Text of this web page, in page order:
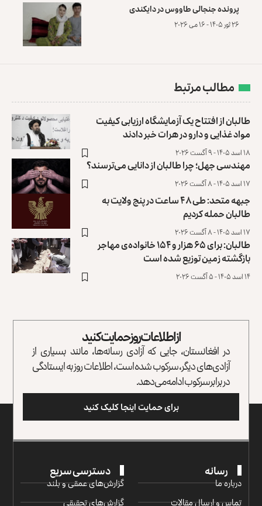
پرونده‌ جنجالی طاووس در دایکندی
۲۶ ثور ۱۴۰۵ - ۱۶ می ۲۰۲۶
مطالب مرتبط
طالبان از افتتاح یک آزمایشگاه ارزیابی کیفیت
مواد غذایی و دارو در هرات خبر دادند
۱۸ اسد ۱۴۰۵ - ۹ آگست ۲۰۲۶
مهندسی جهل؛ چرا طالبان از دانایی می‌ترسند؟
۱۷ اسد ۱۴۰۵ - ۸ آگست ۲۰۲۶
جبهه متحد: طی ۴۸ ساعت در پنج ولایت به
طالبان حمله کردیم
۱۷ اسد ۱۴۰۵ - ۸ آگست ۲۰۲۶
طالبان: برای ۶۵ هزار و ۱۵۴ خانواده‌ی مهاجر
بازگشته زمین توزیع ‏شده است
۱۴ اسد ۱۴۰۵ - ۵ آگست ۲۰۲۶
از اطلاعات روز حمایت کنید
در افغانستان، جایی که آزادی رسانه‌ها، مانند بسیاری از
آزادی‌های دیگر، سرکوب شده است، اطلاعات روز به ایستادگی
در برابر سرکوب ادامه می‌دهد.
برای حمایت اینجا کلیک کنید
رسانه
درباره ما
تماس و ارسال مقالات
دسترسی سریع
گزارش‌‌های عمقی و بلند
گزارش‌های تحقیقی